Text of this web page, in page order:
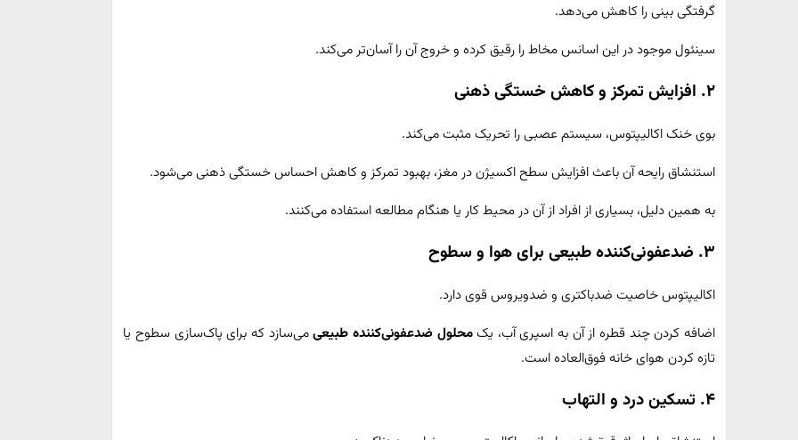
گرفتگی بینی را کاهش می‌دهد.
سینئول موجود در این اسانس مخاط را رقیق کرده و خروج آن را آسان‌تر می‌کند.
۲. افزایش تمرکز و کاهش خستگی ذهنی
بوی خنک اکالیپتوس، سیستم عصبی را تحریک مثبت می‌کند.
استنشاق رایحه آن باعث افزایش سطح اکسیژن در مغز، بهبود تمرکز و کاهش احساس خستگی ذهنی می‌شود.
به همین دلیل، بسیاری از افراد از آن در محیط کار یا هنگام مطالعه استفاده می‌کنند.
۳. ضدعفونی‌کننده طبیعی برای هوا و سطوح
اکالیپتوس خاصیت ضدباکتری و ضدویروس قوی دارد.
اضافه کردن چند قطره از آن به اسپری آب، یکمحلول ضدعفونی‌کننده طبیعیمی‌سازد که برای پاک‌سازی سطوح یا
تازه کردن هوای خانه فوق‌العاده است.
۴. تسکین درد و التهاب